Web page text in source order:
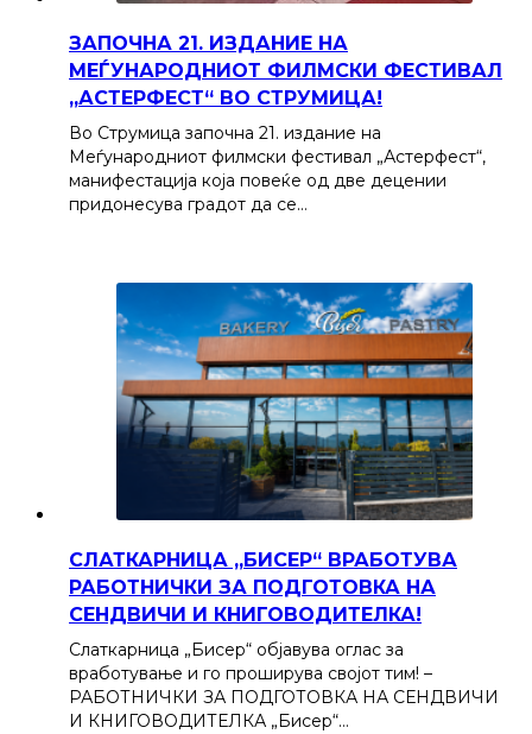
ЗАПОЧНА 21. ИЗДАНИЕ НА
МЕЃУНАРОДНИОТ ФИЛМСКИ ФЕСТИВАЛ
„АСТЕРФЕСТ“ ВО СТРУМИЦА!
Во Струмица започна 21. издание на
Меѓународниот филмски фестивал „Астерфест“,
манифестација која повеќе од две децении
придонесува градот да се…
СЛАТКАРНИЦА „БИСЕР“ ВРАБОТУВА
РАБОТНИЧКИ ЗА ПОДГОТОВКА НА
СЕНДВИЧИ И КНИГОВОДИТЕЛКА!
Слаткарница „Бисер“ објавува оглас за
вработување и го проширува својот тим! –
РАБОТНИЧКИ ЗА ПОДГОТОВКА НА СЕНДВИЧИ
И КНИГОВОДИТЕЛКА „Бисер“…